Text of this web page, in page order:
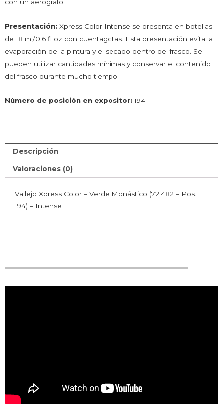
con un aerógrafo.
Presentación: Xpress Color Intense se presenta en botellas
de 18 ml/0.6 fl oz con cuentagotas. Esta presentación evita la
evaporación de la pintura y el secado dentro del frasco. Se
pueden utilizar cantidades mínimas y conservar el contenido
del frasco durante mucho tiempo.
Número de posición en expositor:194
Descripción
Valoraciones (0)
Vallejo Xpress Color – Verde Monástico (72.482 – Pos.
194) – Intense